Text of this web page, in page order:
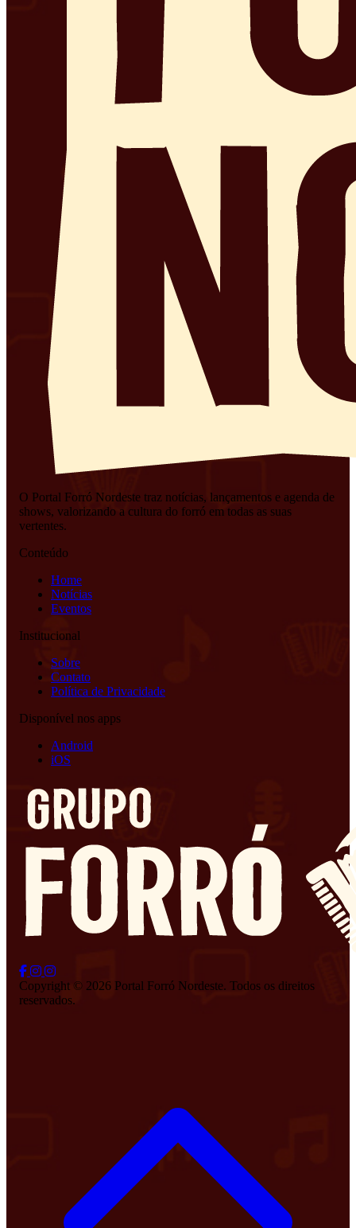
O Portal Forró Nordeste traz notícias, lançamentos e agenda de
shows, valorizando a cultura do forró em todas as suas
vertentes.
Conteúdo
Home
Notícias
Eventos
Institucional
Sobre
Contato
Política de Privacidade
Disponível nos apps
Android
iOS
Copyright © 2026 Portal Forró Nordeste. Todos os direitos
reservados.